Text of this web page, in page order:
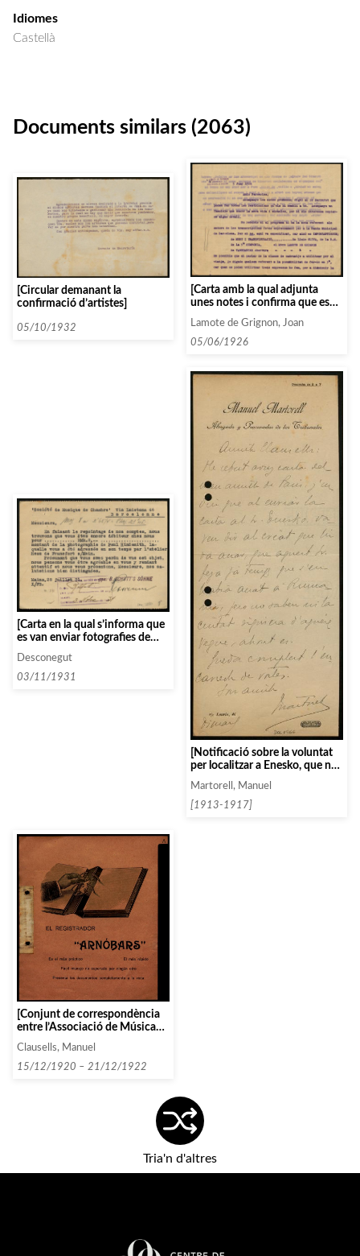
Idiomes
Castellà
Documents similars (2063)
[Circular demanant la
confirmació d’artistes]
05/10/1932
[Carta amb la qual adjunta
unes notes i confirma que es
creguin necessaris]
Lamote de Grignon, Joan
05/06/1926
[Carta en la qual s’informa que
es van enviar fotografies de
s’han pagat]
Desconegut
03/11/1931
[Notificació sobre la voluntat
per localitzar a Enesko, que no
a Rumania]
Martorell, Manuel
[1913-1917]
[Conjunt de correspondència
entre l’Associació de Música
entitats que comencen amb la
lletra A, entre 1919 i 1922]
Clausells, Manuel
15/12/1920 – 21/12/1922
Tria'n d'altres